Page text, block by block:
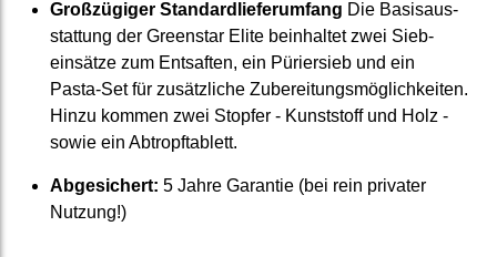
Großzügiger Standard­liefer­umfang Die Basis­aus­
stattung der Greenstar Elite be­inhaltet zwei Sieb­
einsätze zum Entsaften, ein Pürier­sieb und ein
Pasta-Set für zusätz­liche Zu­berei­tungs­möglich­keiten.
Hinzu kommen zwei Stopfer - Kunst­stoff und Holz -
sowie ein Abtropf­tablett.
Abgesichert: 5 Jahre Garantie (bei rein privater
Nutzung!)